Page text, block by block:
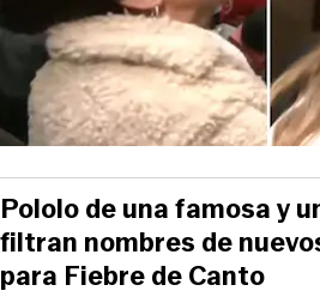
Pololo de una famosa y
filtran nombres de
para Fiebre de Canto